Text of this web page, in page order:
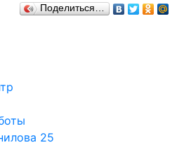
Поделиться…
25